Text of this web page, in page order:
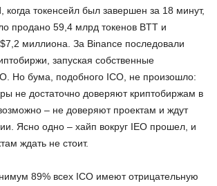
когда токенсейл был завершен за 18 минут,
продано 59,4 млрд токенов BTT и
миллиона. За Binance последовали
запуская собственные
Но бума, подобного ICO, не произошло:
не достаточно доверяют криптобиржам в
– не доверяют проектам и ждут
Ясно одно – хайп вокруг IEO прошел, и
ждать не стоит.
89% всех ICO имеют отрицательную